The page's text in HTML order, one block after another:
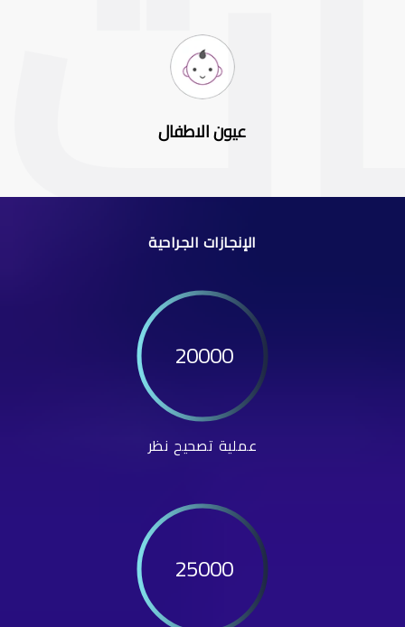
عيون الاطفال
الإنجازات الجراحية
20000
عملية تصحيح نظر
25000